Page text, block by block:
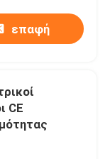
επαφή
CE